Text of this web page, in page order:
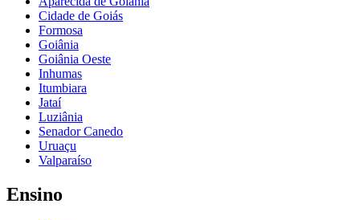
Cidade de Goiás
Formosa
Goiânia
Goiânia Oeste
Inhumas
Itumbiara
Jataí
Luziânia
Senador Canedo
Uruaçu
Valparaíso
Ensino